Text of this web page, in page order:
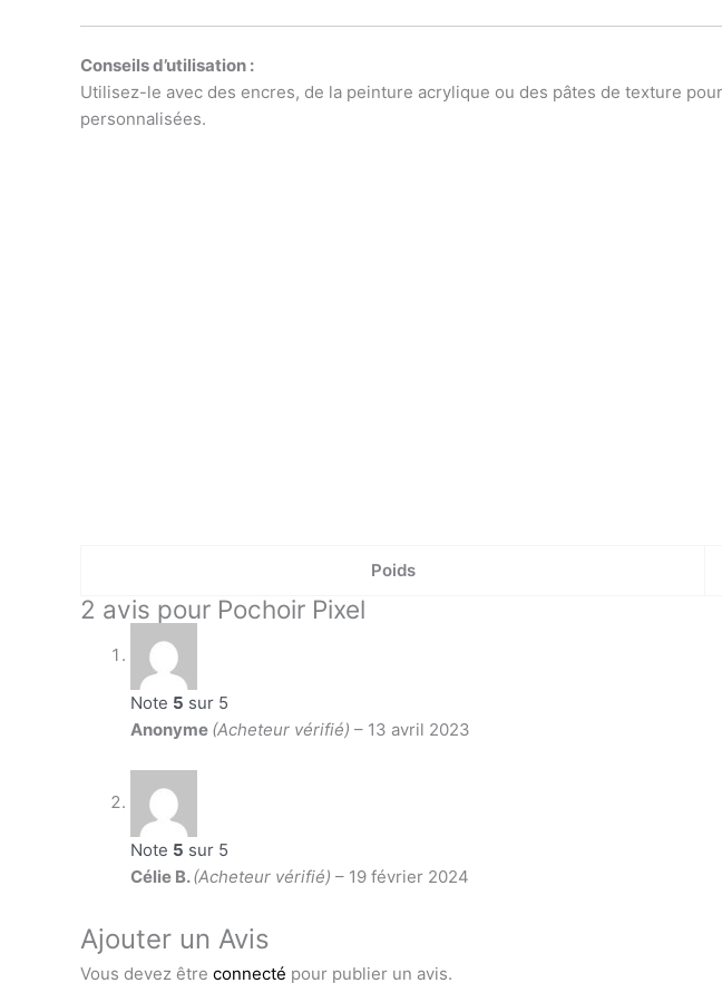
Conseils d’utilisation :
Utilisez-le avec des encres, de la peinture acrylique ou des pâtes de texture
personnalisées.
Poids
2 avis pour Pochoir Pixel
Note 5 sur 5
Anonyme (Acheteur vérifié) – 13 avril 2023
Note 5 sur 5
Célie B.(Acheteur vérifié) – 19 février 2024
Ajouter un Avis
Vous devez être connecté pour publier un avis.